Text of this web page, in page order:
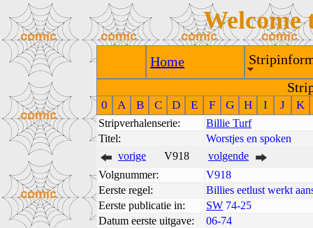
Welcome
Home
0 A B C D E F G H I J K
Stripverhalenserie:
Billie Turf
Titel:
Worstjes en spoken
vorige
V918
volgende
Volgnummer:
V918
Eerste regel:
Billies eetlust werkt
Eerste publicatie in:
SW 74-25
Datum eerste uitgave:
06-74